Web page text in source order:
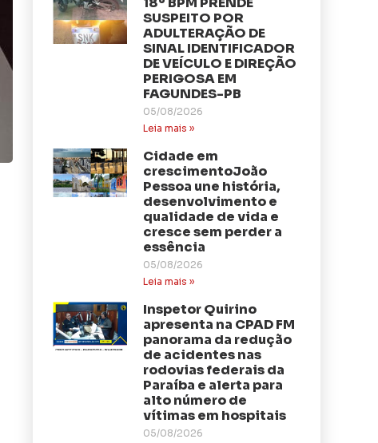
SUSPEITO POR
ADULTERAÇÃO DE
SINAL IDENTIFICADOR
DE VEÍCULO E DIREÇÃO
PERIGOSA EM
FAGUNDES-PB
05/08/2026
Leia mais »
Cidade em
crescimentoJoão
Pessoa une história,
desenvolvimento e
qualidade de vida e
cresce sem perder a
essência
05/08/2026
Leia mais »
Inspetor Quirino
apresenta na CPAD FM
panorama da redução
de acidentes nas
rodovias federais da
Paraíba e alerta para
alto número de
vítimas em hospitais
05/08/2026